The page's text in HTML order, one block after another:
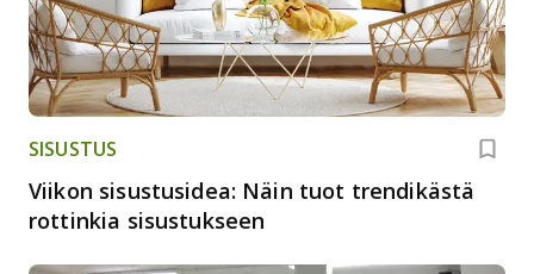
SISUSTUS
Viikon sisustusidea: Näin tuot trendikästä
rottinkia sisustukseen